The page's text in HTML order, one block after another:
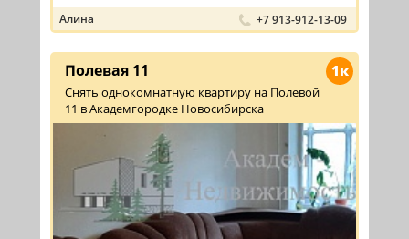
Алина +7 913-912-13-09
1к
Полевая 11
Снять однокомнатную квартиру на Полевой
11 в Академгородке Новосибирска